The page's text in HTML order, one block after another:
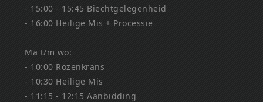
- 15:00 - 15:45 Biechtgelegenheid
- 16:00 Heilige Mis + Processie
Ma t/m wo:
- 10:00 Rozenkrans
- 10:30 Heilige Mis
- 11:15 - 12:15 Aanbidding